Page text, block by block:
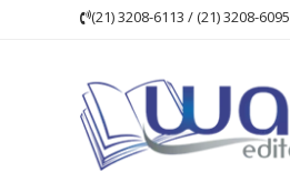
(21) 3208-6113 / (21) 3208-6095